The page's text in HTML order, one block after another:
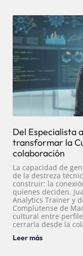
Del Especialista
transformar la
colaboración
La capacidad de
de la destreza
construir: la
quienes deciden.
Analytics Trainer y
Complutense de
cultural entre
cerrarla desde la
Leer más